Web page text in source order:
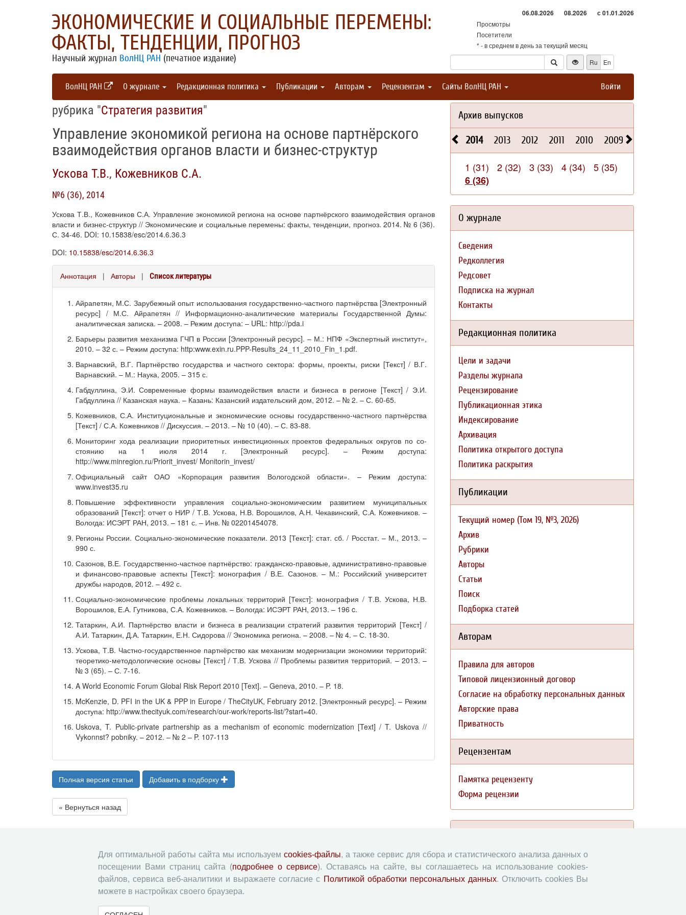
ЭКОНОМИЧЕСКИЕ И СОЦИАЛЬНЫЕ ПЕРЕМЕНЫ:
ФАКТЫ, ТЕНДЕНЦИИ, ПРОГНОЗ
Научный журнал ВолНЦ РАН (печатное издание)
06.08.2026 08.2026 с 01.01.2026
Просмотры
Посетители
* - в среднем в день за текущий месяц
Ru
En
ВолНЦ РАН О журнале Редакционная политика Публикации Авторам Рецензентам Сайты ВолНЦ РАН Войти
рубрика "Стратегия развития"
Управление экономикой региона на основе партнёрского
взаимодействия органов власти и бизнес-структур
Ускова Т.В., Кожевников С.А.
№6 (36), 2014
Ускова Т.В., Кожевников С.А. Управление экономикой региона на основе партнёрского взаимодействия органов
власти и бизнес-структур // Экономические и социальные перемены: факты, тенденции, прогноз. 2014. № 6 (36).
С. 34-46. DOI: 10.15838/esc/2014.6.36.3
DOI: 10.15838/esc/2014.6.36.3
Аннотация | Авторы | Список литературы
Айрапетян, М.С. Зарубежный опыт использования государственно-частного партнёрства [Электронный
ресурс] / М.С. Айрапетян // Информационно-аналитические материалы Государственной Думы:
аналитическая записка. – 2008. – Режим доступа: – URL: http://pda.i
Барьеры развития механизма ГЧП в России [Электронный ресурс]. – М.: НПФ «Экспертный институт»,
2010. – 32 с. – Режим доступа: http:www.exin.ru.PPP-Results_24_11_2010_Fin_1.pdf.
Варнавский, В.Г. Партнёрство государства и частного сектора: формы, проекты, риски [Текст] / В.Г.
Варнавский. – М.: Наука, 2005. – 315 с.
Габдуллина, Э.И. Современные формы взаимодействия власти и бизнеса в регионе [Текст] / Э.И.
Габдуллина // Казанская наука. – Казань: Казанский издательский дом, 2012. – № 2. – С. 60-65.
Кожевников, С.А. Институциональные и экономические основы государственно-частного партнёрства
[Текст] / С.А. Кожевников // Дискуссия. – 2013. – № 10 (40). – С. 83-88.
Мониторинг хода реализации приоритетных инвестиционных проектов федеральных округов по со-
стоянию на 1 июля 2014 г. [Электронный ресурс]. – Режим доступа:
http://www.minregion.ru/Priorit_invest/ Monitorin_invest/
Официальный сайт ОАО «Корпорация развития Вологодской области». – Режим доступа:
www.invest35.ru
Повышение эффективности управления социально-экономическим развитием муниципальных
образований [Текст]: отчет о НИР / Т.В. Ускова, Н.В. Ворошилов, А.Н. Чекавинский, С.А. Кожевников. –
Вологда: ИСЭРТ РАН, 2013. – 181 с. – Инв. № 02201454078.
Регионы России. Социально-экономические показатели. 2013 [Текст]: стат. сб. / Росстат. – М., 2013. –
990 с.
Сазонов, В.Е. Государственно-частное партнёрство: гражданско-правовые, административно-правовые
и финансово-правовые аспекты [Текст]: монография / В.Е. Сазонов. – М.: Российский университет
дружбы народов, 2012. – 492 с.
Социально-экономические проблемы локальных территорий [Текст]: монография / Т.В. Ускова, Н.В.
Ворошилов, Е.А. Гутникова, С.А. Кожевников. – Вологда: ИСЭРТ РАН, 2013. – 196 c.
Татаркин, А.И. Партнёрство власти и бизнеса в реализации стратегий развития территорий [Текст] /
А.И. Татаркин, Д.А. Татаркин, Е.Н. Сидорова // Экономика региона. – 2008. – № 4. – С. 18-30.
Ускова, Т.В. Частно-государственное партнёрство как механизм модернизации экономики территорий:
теоретико-методологические основы [Текст] / Т.В. Ускова // Проблемы развития территорий. – 2013. –
№ 3 (65). – С. 7-16.
A World Economic Forum Global Risk Report 2010 [Text]. – Geneva, 2010. – P. 18.
McKenzie, D. PFI in the UK & PPP in Europe / TheCityUK, February 2012. [Электронный ресурс]. – Режим
доступа: http://www.thecityuk.com/research/our-work/reports-list/?start=40.
Uskova, T. Public-private partnership as a mechanism of economic modernization [Text] / T. Uskova //
Vykonnst? pobniky. – 2012. – № 2 – P. 107-113
Полная версия статьи Добавить в подборку
« Вернуться назад
Архив выпусков
2014 2013 2012 2011 2010 2009
1 (31) 2 (32) 3 (33) 4 (34)
5 (35)
6 (36)
О журнале
Сведения
Редколлегия
Редсовет
Подписка на журнал
Контакты
Редакционная политика
Цели и задачи
Разделы журнала
Рецензирование
Публикационная этика
Индексирование
Архивация
Политика открытого доступа
Политика раскрытия
Публикации
Текущий номер (Том 19, №3, 2026)
Архив
Рубрики
Авторы
Статьи
Поиск
Подборка статей
Авторам
Правила для авторов
Типовой лицензионный договор
Согласие на обработку персональных данных
Авторские права
Приватность
Рецензентам
Памятка рецензенту
Форма рецензии
Экономические и социальные перемены
Проблемы развития территории
Для оптимальной работы сайта мы используем cookies-файлы, а также сервис для сбора и статистического анализа данных о
посещении Вами страниц сайта (подробнее о сервисе). Оставаясь на сайте, вы соглашаетесь на использование cookies-
файлов, сервиса веб-аналитики и выражаете согласие с Политикой обработки персональных данных. Отключить cookies Вы
можете в настройках своего браузера.